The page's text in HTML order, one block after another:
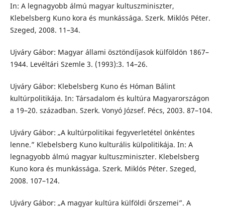
In: A legnagyobb álmú magyar kultuszminiszter,
Klebelsberg Kuno kora és munkássága. Szerk. Miklós Péter.
Szeged, 2008. 11–34.
Ujváry Gábor: Magyar állami ösztöndíjasok külföldön 1867–
1944. Levéltári Szemle 3. (1993):3. 14–26.
Ujváry Gábor: Klebelsberg Kuno és Hóman Bálint
kultúrpolitikája. In: Társadalom és kultúra Magyarországon
a 19–20. században. Szerk. Vonyó József. Pécs, 2003. 87–104.
Ujváry Gábor: „A kultúrpolitikai fegyverletétel önkéntes
lenne.” Klebelsberg Kuno kulturális külpolitikája. In: A
legnagyobb álmú magyar kultuszminiszter. Klebelsberg
Kuno kora és munkássága. Szerk. Miklós Péter. Szeged,
2008. 107–124.
Ujváry Gábor: „A magyar kultúra külföldi őrszemei”. A